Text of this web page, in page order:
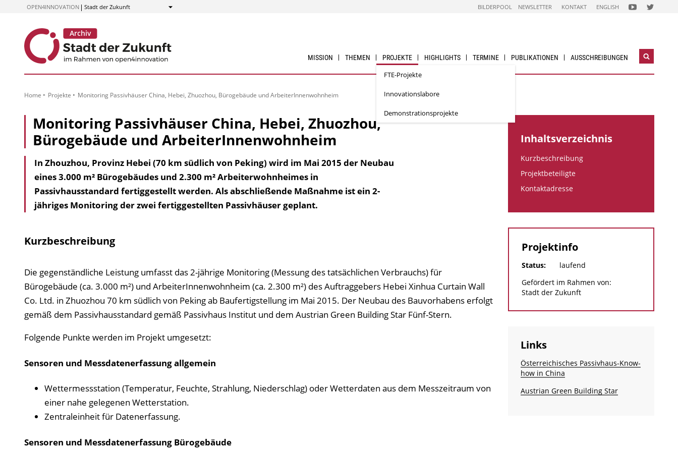
OPEN4INNOVATION Stadt der Zukunft
Anzeigen
BILDERPOOL NEWSLETTER KONTAKT ENGLISH FOLGEN
SIE
FOLGEN
SIE
MISSION THEMEN PROJEKTE
FTE-Projekte
Innovationslabore
Demonstrationsprojekte
HIGHLIGHTS TERMINE PUBLIKATIONEN AUSSCHREIBUNGEN
Home Projekte Monitoring Passivhäuser China, Hebei, Zhuozhou, Bürogebäude und ArbeiterInnenwohnheim
Monitoring Passivhäuser China, Hebei, Zhuozhou,
Bürogebäude und ArbeiterInnenwohnheim
In Zhouzhou, Provinz Hebei (70 km südlich von Peking) wird im Mai 2015 der Neubau
eines 3.000 m² Bürogebäudes und 2.300 m² Arbeiterwohnheimes in
Passivhausstandard fertiggestellt werden. Als abschließende Maßnahme ist ein 2-
jähriges Monitoring der zwei fertiggestellten Passivhäuser geplant.
Kurzbeschreibung
Die gegenständliche Leistung umfasst das 2-jährige Monitoring (Messung des tatsächlichen Verbrauchs) für
Bürogebäude (ca. 3.000 m²) und ArbeiterInnen­wohnheim (ca. 2.300 m²) des Auftraggebers Hebei Xinhua Curtain Wall
Co. Ltd. in Zhuozhou 70 km südlich von Peking ab Baufertigstellung im Mai 2015. Der Neubau des Bauvorhabens erfolgt
gemäß dem Passivhaus­standard gemäß Passivhaus Institut und dem Austrian Green Building Star Fünf-Stern.
Folgende Punkte werden im Projekt umgesetzt:
Sensoren und Messdatenerfassung allgemein
Wettermessstation (Temperatur, Feuchte, Strahlung, Niederschlag) oder Wetterdaten aus dem Messzeitraum von
einer nahe gelegenen Wetterstation.
Zentraleinheit für Datenerfassung.
Sensoren und Messdatenerfassung Bürogebäude
Inhaltsverzeichnis
Kurzbeschreibung
Projektbeteiligte
Kontaktadresse
Projektinfo
Status:
laufend
Gefördert im Rahmen von:
Stadt der Zukunft
Links
Österreichisches Passivhaus-Know-
how in China
Austrian Green Building Star